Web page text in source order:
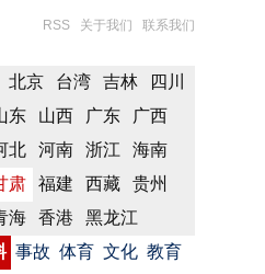
RSS 关于我们 联系我们
北京 台湾 吉林
四川
东 山西 广东
广西
北 河南 浙江
海南
肃 福建 西藏
贵州
海 香港
黑龙江
事故 体育 文化 教育